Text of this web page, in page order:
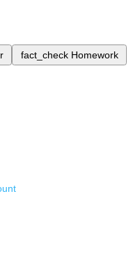
fact_check Homework